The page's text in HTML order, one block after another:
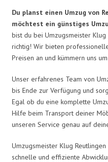
Du planst einen Umzug von
möchtest ein günstiges
bist du bei Umzugsmeister
richtig! Wir bieten
Preisen an und kümmern uns
Unser erfahrenes Team von
bis Ende zur Verfügung und
Egal ob du eine komplette
Hilfe beim Transport deiner
unseren Service genau auf
Umzugsmeister Klug
schnelle und effiziente